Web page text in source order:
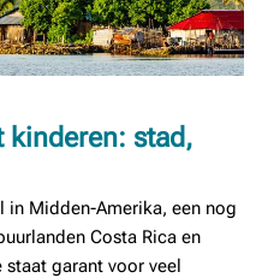
kinderen: stad,
in Midden-Amerika, een nog
Costa Rica en
staat garant voor veel